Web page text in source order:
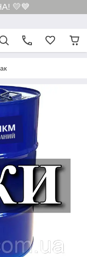
💛💙